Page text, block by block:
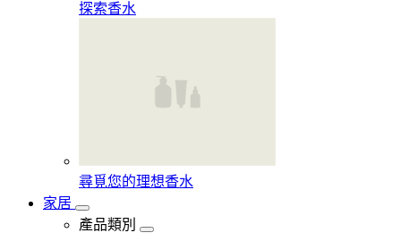
探索香水​
尋覓您的理想香水​
家居
產品類別